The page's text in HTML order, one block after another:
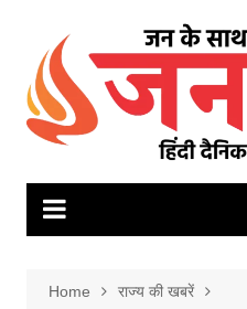
content
Home
राज्य की खबरें